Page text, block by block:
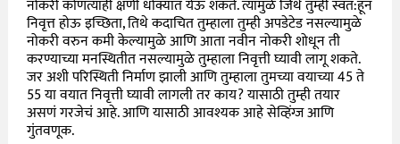
नोकरी कोणत्याही क्षणी धोक्यात येऊ शकते. त्यामुळे जिथे तुम्ही स्वत:हून
निवृत्त होऊ इच्छिता, तिथे कदाचित तुम्हाला तुम्ही अपडेटेड नसल्यामुळे
नोकरी वरुन कमी केल्यामुळे आणि आता नवीन नोकरी शोधून ती
करण्याच्या मनस्थितीत नसल्यामुळे तुम्हाला निवृत्ती घ्यावी लागू शकते.
जर अशी परिस्थिती निर्माण झाली आणि तुम्हाला तुमच्या वयाच्या 45 ते
55 या वयात निवृत्ती घ्यावी लागली तर काय? यासाठी तुम्ही तयार
असणं गरजेचं आहे. आणि यासाठी आवश्यक आहे सेव्हिंग्ज आणि
गुंतवणूक.